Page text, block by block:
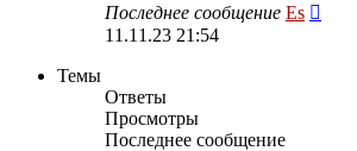
Последнее сообщение Es
11.11.23 21:54
Темы
Ответы
Просмотры
Последнее сообщение